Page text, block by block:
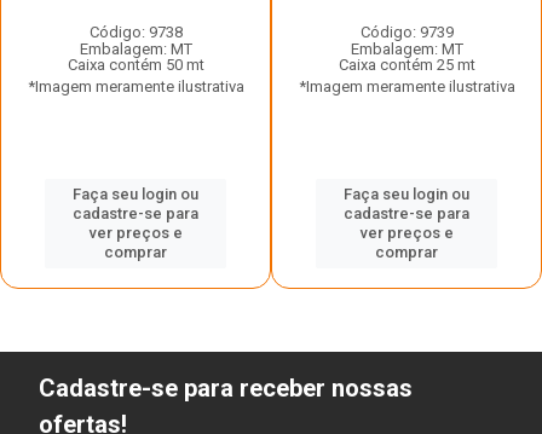
Código: 9738
Embalagem: MT
Caixa contém 50 mt
*Imagem meramente ilustrativa
Faça seu login ou
cadastre-se para
ver preços e
comprar
Código: 9739
Embalagem: MT
Caixa contém 25 mt
*Imagem meramente ilustrativa
Faça seu login ou
cadastre-se para
ver preços e
comprar
Cadastre-se para receber nossas
ofertas!